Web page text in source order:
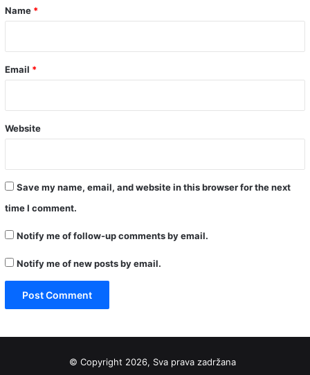
*
Name *
Email *
Website
Save my name, email, and website in this browser for the next
time I comment.
Notify me of follow-up comments by email.
Notify me of new posts by email.
© Copyright 2026, Sva prava zadržana